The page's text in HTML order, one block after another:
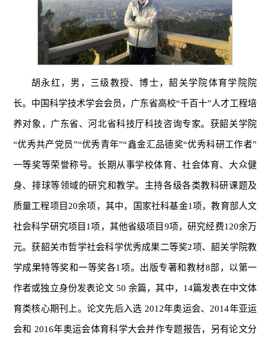
胡永红，男，三级教授、博士，韶关学院体育学院院
长。中国科学技术学会会员，广东省高校“千百十”人才工程培
养对象，广东省、河北省科技厅科技咨询专家。获韶关学院
“优秀共产党员”“优秀青年”“鑫金汇品德奖“优秀科研工作者”
一等奖等荣誉称号。长期从事学校体育、社会体育、大众健
身、排球等领域的研究和教学。主持各级各类教科研课题及
质量工程项目20余项，其中，国家社科基金1项，教育部人文
社会科学研究项目1项，其他省级项目9项，研究经费120余万
元。获韶关市哲学社会科学优秀成果二等奖2项、韶关学院教
学成果特等奖和一等奖各1项。出版专著和教材8部，以第一
作者或独立身份发表论文 50 余篇，其中，14篇发表在中文体
育类核心期刊上。论文先后入选 2012年奥运会、2014年亚运
会和 2016年奥运会体育科学大会并作专题报告，另有论文分